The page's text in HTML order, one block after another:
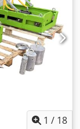
× 81 × 136 cm
samo bušilice
se
i
prodavač
na
više
za više
1 / 18